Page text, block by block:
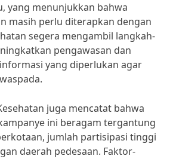
yang menunjukkan bahwa
masih perlu diterapkan dengan
segera mengambil langkah-
pengawasan dan
yang diperlukan agar
juga mencatat bahwa
ini beragam tergantung
jumlah partisipasi tinggi
daerah pedesaan. Faktor-